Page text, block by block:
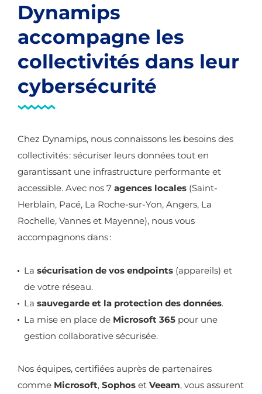
Dynamips
accompagne les
collectivités dans leur
cybersécurité
Chez Dynamips, nous connaissons les besoins des
collectivités : sécuriser leurs données tout en
garantissant une infrastructure performante et
accessible. Avec nos 7 agences locales (Saint-
Herblain, Pacé, La Roche-sur-Yon, Angers, La
Rochelle, Vannes et Mayenne), nous vous
accompagnons dans :
La sécurisation de vos endpoints (appareils) et
de votre réseau.
La sauvegarde et la protection des données.
La mise en place de Microsoft 365 pour une
gestion collaborative sécurisée.
Nos équipes, certifiées auprès de partenaires
comme Microsoft, Sophos et Veeam, vous assurent